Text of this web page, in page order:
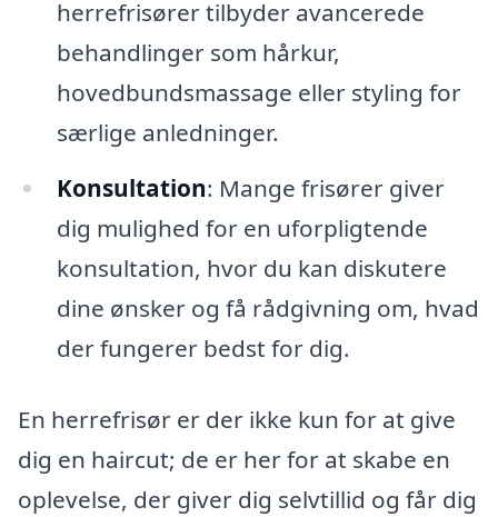
herrefrisører tilbyder avancerede
behandlinger som hårkur,
hovedbundsmassage eller styling for
særlige anledninger.
Konsultation: Mange frisører giver
dig mulighed for en uforpligtende
konsultation, hvor du kan diskutere
dine ønsker og få rådgivning om, hvad
der fungerer bedst for dig.
En herrefrisør er der ikke kun for at give
dig en haircut; de er her for at skabe en
oplevelse, der giver dig selvtillid og får dig